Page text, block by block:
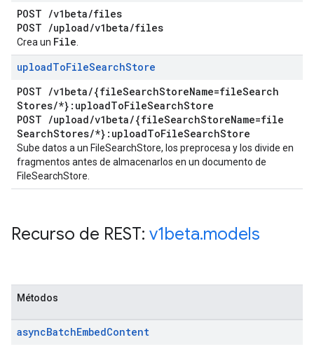
POST /v1beta/files
POST /upload/v1beta/files
Crea un File
uploadToFileSearchStore
POST /v1beta/{fileSearchStoreName=fileSearch
Stores/*}:uploadToFileSearchStore
POST /upload/v1beta/{fileSearchStoreName=file
SearchStores/*}:uploadToFileSearchStore
Sube datos a un FileSearchStore, los preprocesa y los divide en
fragmentos antes de almacenarlos en un documento de
FileSearchStore.
Recurso de REST: v1beta.models
Métodos
asyncBatchEmbedContent